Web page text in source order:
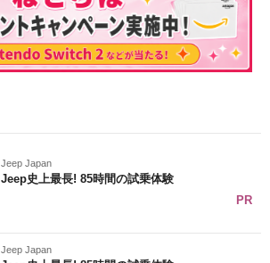
Jeep Japan
Jeep史上最長! 85時間の試乗体験
PR
Jeep Japan